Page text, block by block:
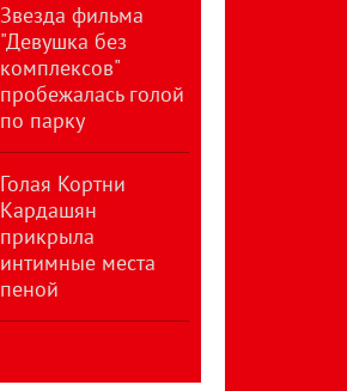
Звезда фильма
"Девушка без
комплексов"
пробежалась голой
по парку
Голая Кортни
Кардашян
прикрыла
интимные места
пеной